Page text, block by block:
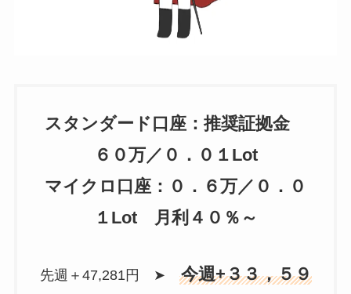
スタンダード口座：推奨証拠金
６０万／０．０１Lot
マイクロ口座：０．６万／０．０
１Lot 月利４０％～
先週＋47,281円 ➤ 今週+３３，５９